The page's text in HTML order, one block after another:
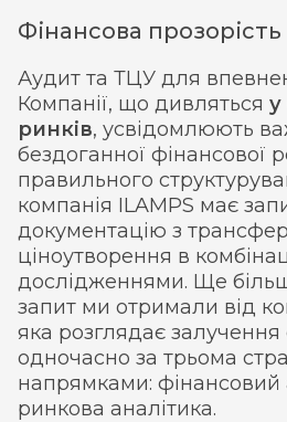
Фінансова прозорість
Аудит та ТЦУ для
Компанії, що дивляться у
ринків, усвідомлюють
бездоганної фінансової
правильного
компанія ILAMPS має
документацію з
ціноутворення в
дослідженнями. Ще
запит ми отримали від
яка розглядає залучення
одночасно за трьома
напрямками: фінансовий
ринкова аналітика.